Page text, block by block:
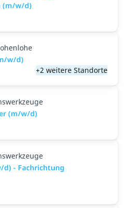
(m/w/d)
w/d)
+2 weitere Standorte
(m/w/d)
- Fachrichtung